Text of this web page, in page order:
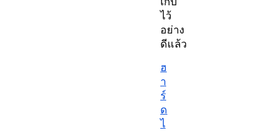
ไว้
อย่าง
ดีแล้ว
ฮ
า
ร์
ด
ไ